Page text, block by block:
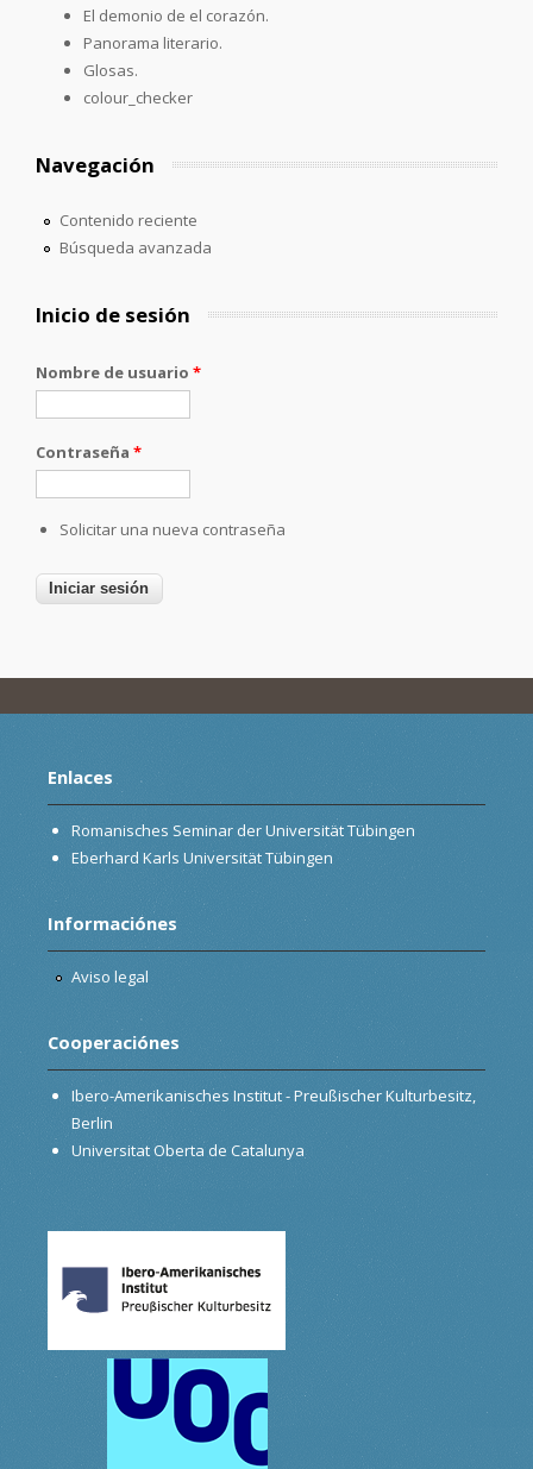
El demonio de el corazón.
Panorama literario.
Glosas.
colour_checker
Navegación
Contenido reciente
Búsqueda avanzada
Inicio de sesión
Nombre de usuario *
Contraseña *
Solicitar una nueva contraseña
Enlaces
Romanisches Seminar der Universität Tübingen
Eberhard Karls Universität Tübingen
Informaciónes
Aviso legal
Cooperaciónes
Ibero-Amerikanisches Institut - Preußischer Kulturbesitz,
Berlin
Universitat Oberta de Catalunya